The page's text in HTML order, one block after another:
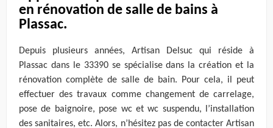
en rénovation de salle de bains à
Plassac.
Depuis plusieurs années, Artisan Delsuc qui réside à
Plassac dans le 33390 se spécialise dans la création et la
rénovation complète de salle de bain. Pour cela, il peut
effectuer des travaux comme changement de carrelage,
pose de baignoire, pose wc et wc suspendu, l’installation
des sanitaires, etc. Alors, n’hésitez pas de contacter Artisan